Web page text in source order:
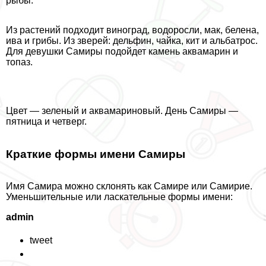
Из растений подходит виноград, водоросли, мак, белена,
ива и грибы. Из зверей: дельфин, чайка, кит и альбатрос.
Для дeвyшки Самиры подойдет камень аквамарин и
топаз.
Цвет — зеленый и аквамариновый. День Самиры —
пятница и четверг.
Краткие формы имени Самиры
Имя Самира можно склонять как Самире или Самирие.
Уменьшительные или ласкательные формы имени:
admin
tweet